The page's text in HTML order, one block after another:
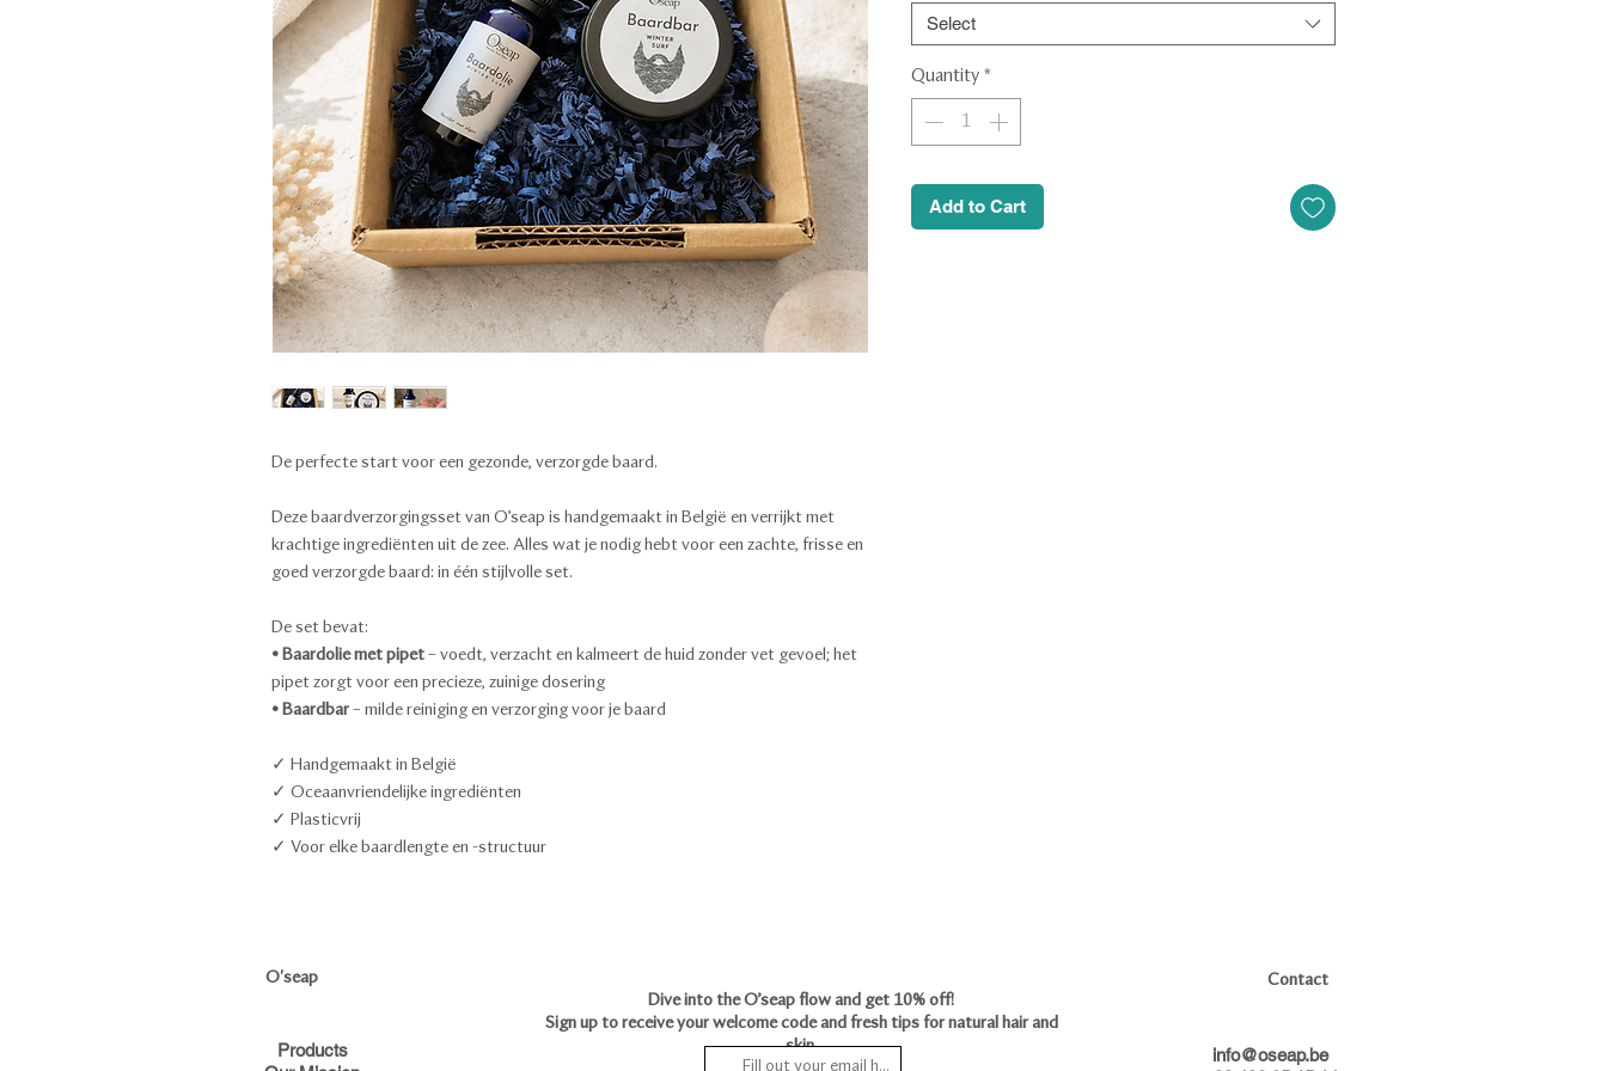
De perfecte start voor een gezonde, verzorgde baard.
Deze baardverzorgingsset van O’seap is handgemaakt in België en verrijkt met
krachtige ingrediënten uit de zee. Alles wat je nodig hebt voor een zachte, frisse en
goed verzorgde baard: in één stijlvolle set.
De set bevat:
• Baardolie met pipet – voedt, verzacht en kalmeert de huid zonder vet gevoel; het
pipet zorgt voor een precieze, zuinige dosering
• Baardbar – milde reiniging en verzorging voor je baard
✓ Handgemaakt in België
✓ Oceaanvriendelijke ingrediënten
✓ Plasticvrij
✓ Voor elke baardlengte en -structuur
Select
Quantity *
Add to Cart
O'seap
Products
Dive into the O’seap flow and get 10% off!
Sign up to receive your welcome code and fresh tips for natural hair and
skin.
Contact
info@oseap.be